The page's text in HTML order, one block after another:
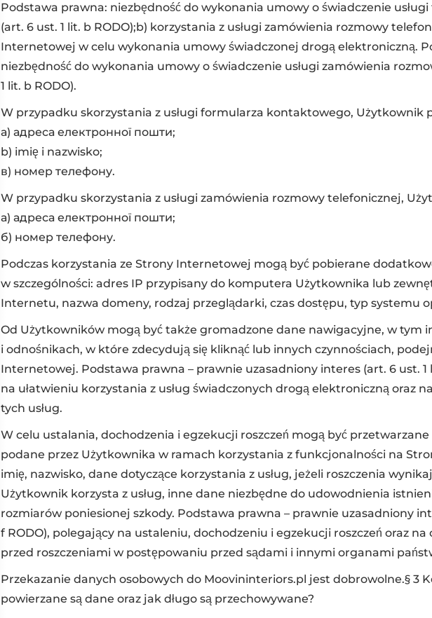
Podstawa prawna: niezbędność do wykonania umowy o świadczenie
(art. 6 ust. 1 lit. b RODO);b) korzystania z usługi zamówienia rozmowy
Internetowej w celu wykonania umowy świadczonej drogą elektroniczną.
niezbędność do wykonania umowy o świadczenie usługi zamówienia
1 lit. b RODO).
W przypadku skorzystania z usługi formularza kontaktowego, Użytkownik
а) адреса електронної пошти;
b) imię i nazwisko;
в) номер телефону.
W przypadku skorzystania z usługi zamówienia rozmowy telefonicznej,
а) адреса електронної пошти;
б) номер телефону.
Podczas korzystania ze Strony Internetowej mogą być pobierane
w szczególności: adres IP przypisany do komputera Użytkownika lub
Internetu, nazwa domeny, rodzaj przeglądarki, czas dostępu, typ systemu
Od Użytkowników mogą być także gromadzone dane nawigacyjne, w tym
i odnośnikach, w które zdecydują się kliknąć lub innych czynnościach,
Internetowej. Podstawa prawna – prawnie uzasadniony interes (art. 6 ust. 1
na ułatwieniu korzystania z usług świadczonych drogą elektroniczną oraz
tych usług.
W celu ustalania, dochodzenia i egzekucji roszczeń mogą być
podane przez Użytkownika w ramach korzystania z funkcjonalności na
imię, nazwisko, dane dotyczące korzystania z usług, jeżeli roszczenia
Użytkownik korzysta z usług, inne dane niezbędne do udowodnienia
rozmiarów poniesionej szkody. Podstawa prawna – prawnie uzasadniony
f RODO), polegający na ustaleniu, dochodzeniu i egzekucji roszczeń oraz na
przed roszczeniami w postępowaniu przed sądami i innymi organami
Przekazanie danych osobowych do Moovininteriors.pl jest dobrowolne.§ 3
powierzane są dane oraz jak długo są przechowywane?